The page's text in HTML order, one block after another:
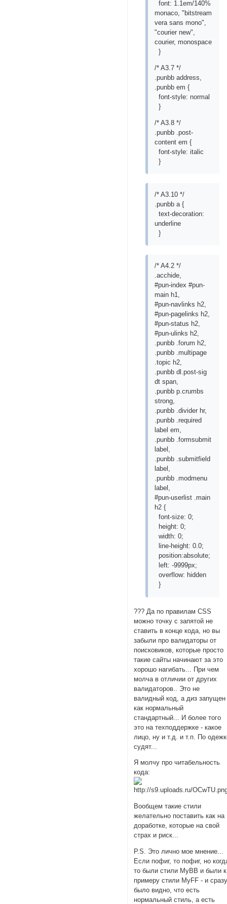
font: 1.1em/140%
monaco, "bitstream
vera sans mono",
"courier new",
courier, monospace
}
/* A3.7 */
.punbb address,
.punbb em {
font-style: normal
}
/* A3.8 */
.punbb .post-
content em {
font-style: italic
}
/* A3.10 */
.punbb a {
text-decoration:
underline
}
/* A4.2 */
.acchide,
#pun-index #pun-
main h1,
#pun-navlinks h2,
#pun-pagelinks h2,
#pun-status h2,
#pun-ulinks h2,
.punbb .forum h2,
.punbb .multipage
.topic h2,
.punbb dl.post-sig
dt span,
.punbb p.crumbs
strong,
.punbb .divider hr,
.punbb .required
label em,
.punbb .formsubmit
label,
.punbb .submitfield
label,
.punbb .modmenu
label,
#pun-userlist .main
h2 {
font-size: 0;
height: 0;
width: 0;
line-height: 0.0;
position:absolute;
left: -9999px;
overflow: hidden
}
??? Да по правилам CSS
можно точку с запятой не
ставить в конце кода, но вы
забыли про валидаторы от
поисковиков, которые просто
такие сайты начинают за это
хорошо нагибать... При чем
молча в отличии от других
валидаторов.. Это не
валидный код, а диз запущен
как нормальный
стандартный... И более того
это на техподдержке - какое
лицо, ну и т.д. и т.п. По
судят...
Я молчу про читабельность
кода:
Вообщем такие стили
желательно поставить как на
доработке, которые на свой
страх и риск...
P.S. Это лично мое мнение...
Если пофиг, то пофиг, но
то были стили MyBB и были к
примеру стили MyFF - и
было видно, что есть
нормальный стиль, а есть